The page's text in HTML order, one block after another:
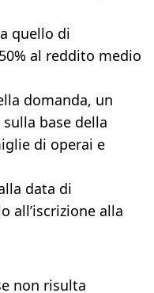
quello di
al reddito medio
domanda, un
base della
di operai e
data di
all’iscrizione alla
non risulta